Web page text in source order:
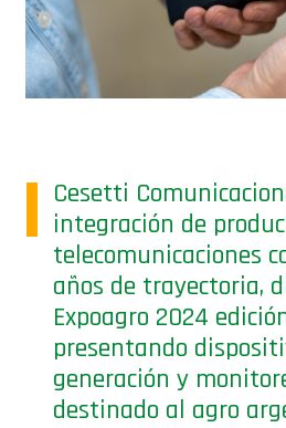
Cesetti
integración de
telecomunicaciones
años de trayectoria,
Expoagro 2024
presentando
generación y
destinado al agro